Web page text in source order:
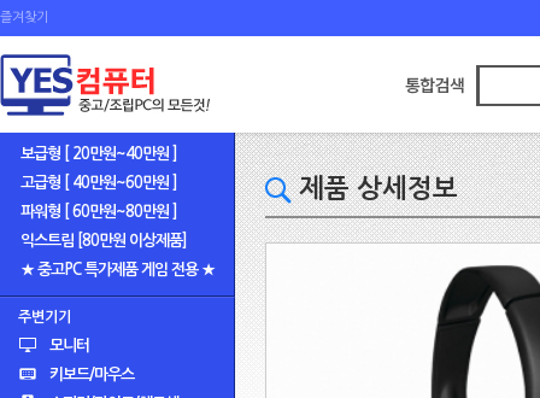
즐겨찾기
보급형 [ 20만원~40만원 ]
고급형 [ 40만원~60만원 ]
파워형 [ 60만원~80만원 ]
익스트림 [80만원 이상제품]
★ 중고PC 특가제품 게임 전용 ★
주변기기
모니터
키보드/마우스
제품 상세정보